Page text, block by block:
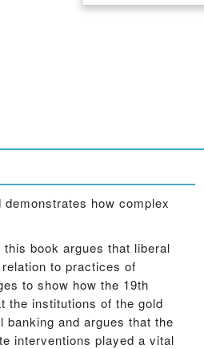
how complex
book argues that liberal
to practices of
to show how the 19th
the institutions of the gold
and argues that the
interventions played a vital